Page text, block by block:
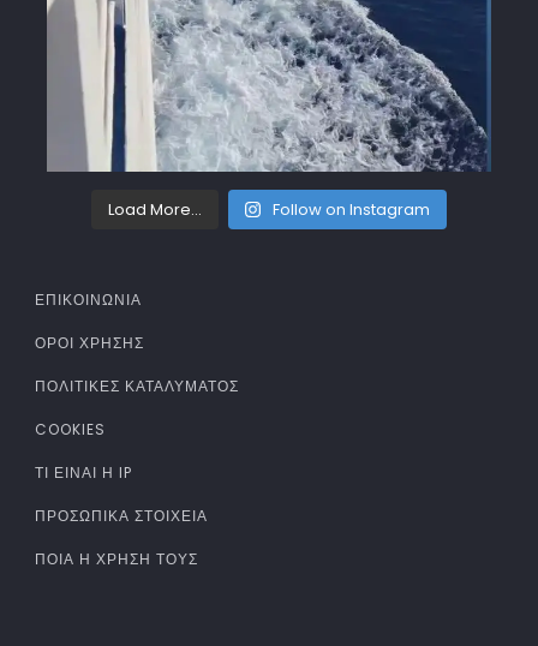
Load More... Follow on Instagram
ΕΠΙΚΟΙΝΩΝΙΑ
ΌΡΟΙ ΧΡΉΣΗΣ
ΠΟΛΙΤΙΚΈΣ ΚΑΤΑΛΎΜΑΤΟΣ
COOKIES
ΤΊ ΕΊΝΑΙ Η IP
ΠΡΟΣΩΠΙΚΆ ΣΤΟΙΧΕΊΑ
ΠΟΙΑ Η ΧΡΉΣΗ ΤΟΥΣ